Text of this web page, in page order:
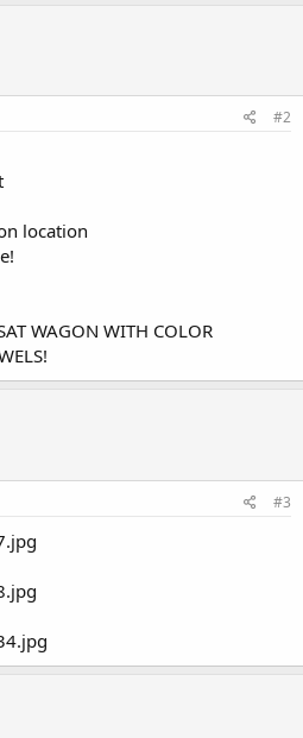
#2
location
WAGON WITH COLOR
#3